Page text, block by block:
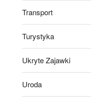
Transport
Turystyka
Ukryte Zajawki
Uroda